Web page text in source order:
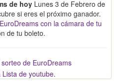
de hoy Lunes 3 de Febrero de
si eres el próximo ganador.
con la cámara de tu
de tu boleto.
de EuroDreams
de youtube.